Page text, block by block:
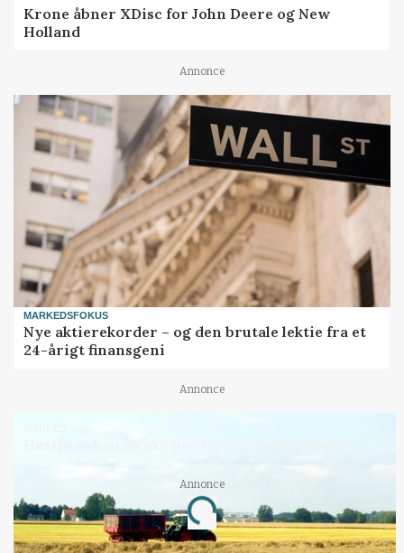
Krone åbner XDisc for John Deere og New
Holland
Annonce
MARKEDSFOKUS
Nye aktierekorder – og den brutale lektie fra et
24-årigt finansgeni
Annonce
Annonce
Loading...